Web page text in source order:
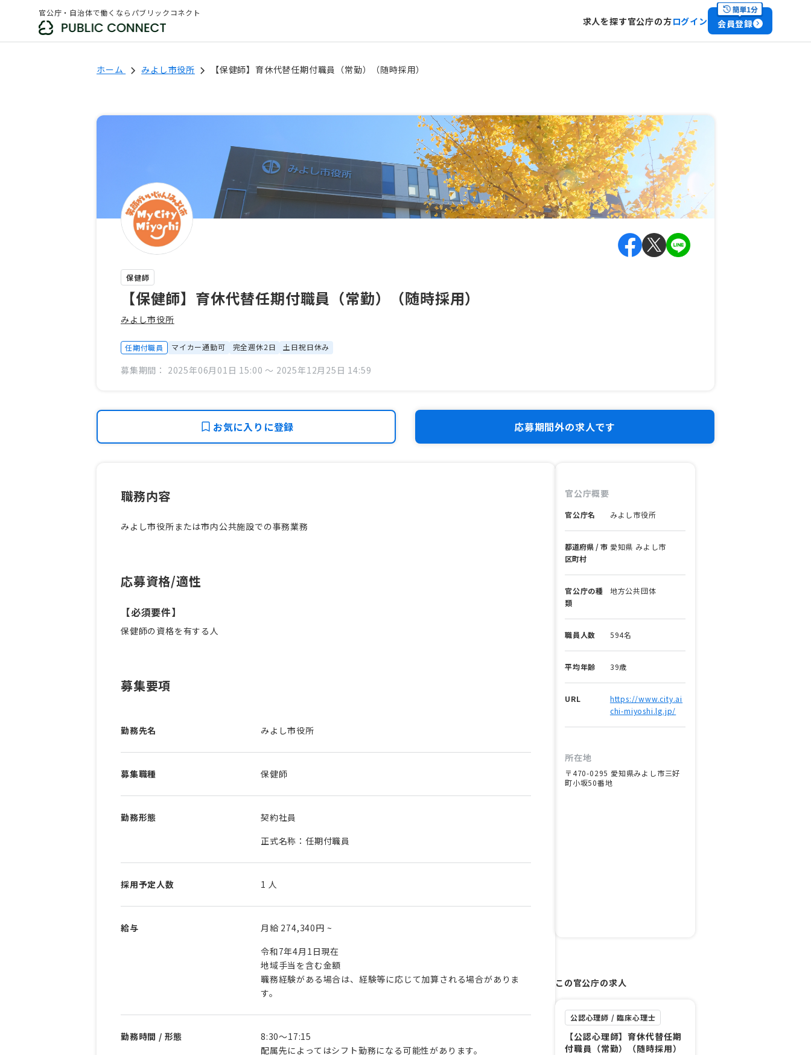
官公庁・自治体で働くならパブリックコネクト
求人を探す官公庁の方ログイン 会員登録
ホーム みよし市役所 【保健師】育休代替任期付職員（常勤）（随時採用）
保健師
【保健師】育休代替任期付職員（常勤）（随時採用）
みよし市役所
任期付職員 マイカー通勤可 完全週休2日 土日祝日休み
募集期間： 2025年06月01日 15:00 〜 2025年12月25日 14:59
応募期間外の求人です
お気に入りに登録
職務内容
みよし市役所または市内公共施設での事務業務
応募資格/適性
【必須要件】
保健師の資格を有する人
募集要項
勤務先名 みよし市役所
募集職種 保健師
勤務形態
契約社員
正式名称：任期付職員
採用予定人数 1 人
給与 月給 274,340円 ~
令和7年4月1日現在
地域手当を含む金額
職務経験がある場合は、経験等に応じて加算される場合がありま
す。
勤務時間 / 形態
8:30～17:15
官公庁概要
官公庁名 みよし市役所
都道府県 / 市
区町村
愛知県 みよし市
官公庁の種
類
地方公共団体
職員人数 594名
平均年齢 39歳
URL
https://www.city.ai
chi-miyoshi.lg.jp/
所在地
〒470-0295 愛知県みよし市三好
町小坂50番地
この官公庁の求人
公認心理師 / 臨床心理士
【公認心理師】育休代替任期
付職員（常勤）（随時採用）